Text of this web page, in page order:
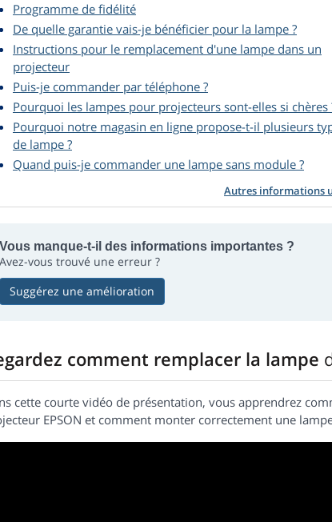
Programme de fidélité
De quelle garantie vais-je bénéficier pour la lampe ?
Instructions pour le remplacement d'une lampe dans un
projecteur
Puis-je commander par téléphone ?
Pourquoi les lampes pour projecteurs sont-elles si chères
Pourquoi notre magasin en ligne propose-t-il plusieurs
de lampe ?
Quand puis-je commander une lampe sans module ?
Autres informations
Vous manque-t-il des informations importantes ?
Avez-vous trouvé une erreur ?
Suggérez une amélioration
comment remplacer la lampe
cette courte vidéo de présentation, vous apprendrez
EPSON et comment monter correctement une